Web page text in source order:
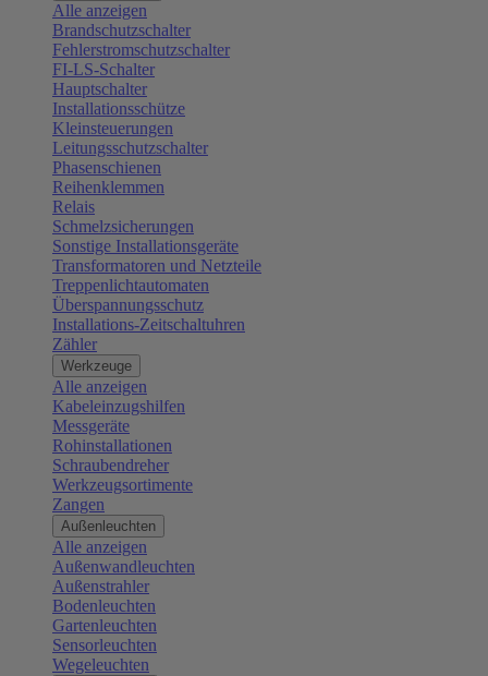
Alle anzeigen
Brandschutzschalter
Fehlerstromschutzschalter
FI-LS-Schalter
Hauptschalter
Installationsschütze
Kleinsteuerungen
Leitungsschutzschalter
Phasenschienen
Reihenklemmen
Relais
Schmelzsicherungen
Sonstige Installationsgeräte
Transformatoren und Netzteile
Treppenlichtautomaten
Überspannungsschutz
Installations-Zeitschaltuhren
Zähler
Werkzeuge
Alle anzeigen
Kabeleinzugshilfen
Messgeräte
Rohinstallationen
Schraubendreher
Werkzeugsortimente
Zangen
Außenleuchten
Alle anzeigen
Außenwandleuchten
Außenstrahler
Bodenleuchten
Gartenleuchten
Sensorleuchten
Wegeleuchten